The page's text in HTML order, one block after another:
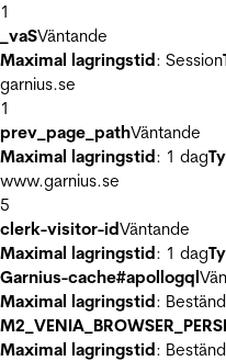
1
_vaSVäntande
Maximal lagringstid: Session
garnius.se
1
prev_page_pathVäntande
Maximal lagringstid: 1 dag
www.garnius.se
5
clerk-visitor-idVäntande
Maximal lagringstid: 1 dag
Garnius-cache#apollogql
Maximal lagringstid:
Maximal lagringstid: